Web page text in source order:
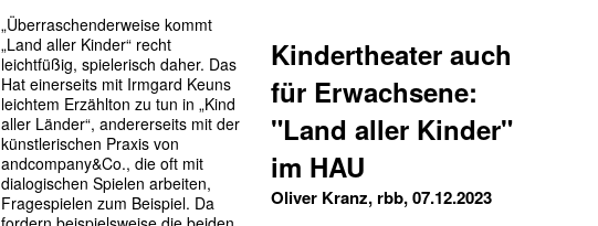
„Überraschenderweise kommt
„Land aller Kinder“ recht
leichtfüßig, spielerisch daher. Das
Hat einerseits mit Irmgard Keuns
leichtem Erzählton zu tun in „Kind
aller Länder“, andererseits mit der
künstlerischen Praxis von
andcompany&Co., die oft mit
dialogischen Spielen arbeiten,
Fragespielen zum Beispiel. Da
Kindertheater auch
für Erwachsene:
"Land aller Kinder"
im HAU
Oliver Kranz, rbb, 07.12.2023